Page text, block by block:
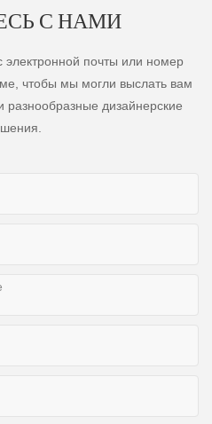
С НАМИ
электронной почты или номер
чтобы мы могли выслать вам
дизайнерские